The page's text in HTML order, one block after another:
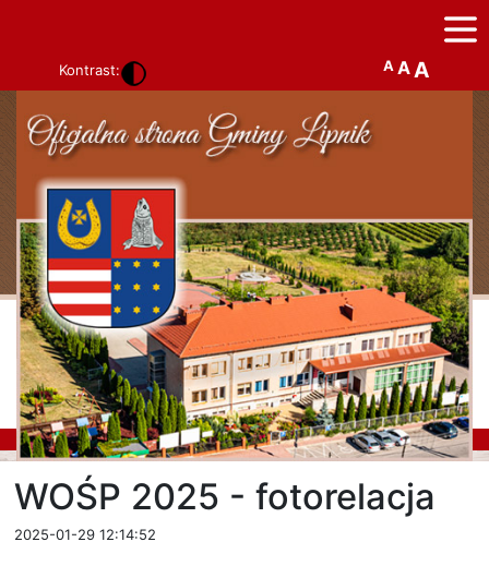
Kontrast: A AA
WOŚP 2025 - fotorelacja
2025-01-29 12:14:52